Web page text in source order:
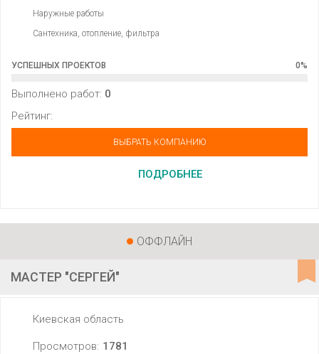
Наружные работы
Сантехника, отопление, фильтра
УСПЕШНЫХ ПРОЕКТОВ 0%
Выполнено работ: 0
Рейтинг:
ВЫБРАТЬ КОМПАНИЮ
ПОДРОБНЕЕ
ОФФЛАЙН
МАСТЕР "СЕРГЕЙ"
Киевская область
Просмотров: 1781